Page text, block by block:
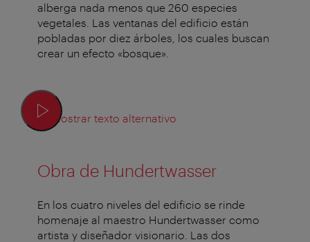
alberga nada menos que 260 especies
vegetales. Las ventanas del edificio están
pobladas por diez árboles, los cuales buscan
crear un efecto «bosque».
Mostrar texto alternativo
Obra de Hundertwasser
En los cuatro niveles del edificio se rinde
homenaje al maestro Hundertwasser como
artista y diseñador visionario. Las dos